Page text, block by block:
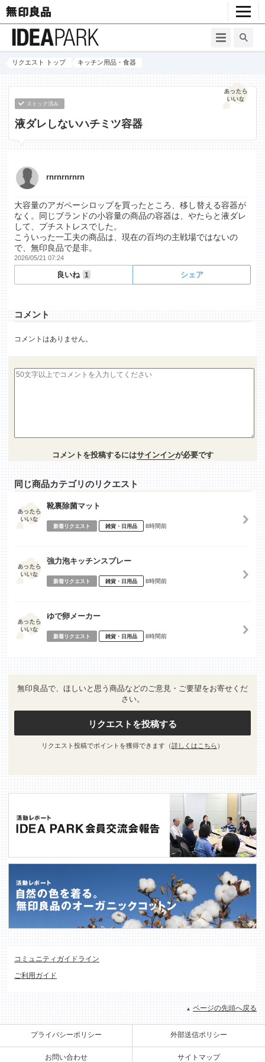
リクエスト トップ キッチン用品・食器
ストック済み
液ダレしないハチミツ容器
rnrnrnrnrn
大容量のアガペーシロップを買ったところ、移し替える容器が
なく。同じブランドの小容量の商品の容器は、やたらと液ダレ
して、プチストレスでした。
こういった一工夫の商品は、現在の百均の主戦場ではないの
で、無印良品で是非。
2026/05/21 07:24
良いね 1 シェア
コメント
コメントはありません。
コメントを投稿するにはサインインが必要です
同じ商品カテゴリのリクエスト
靴裏除菌マット
新着リクエスト 雑貨・日用品 8時間前
強力泡キッチンスプレー
新着リクエスト 雑貨・日用品 8時間前
ゆで卵メーカー
新着リクエスト 雑貨・日用品 8時間前
無印良品で、ほしいと思う商品などのご意見・ご要望をお寄せくだ
さい。
リクエストを投稿する
リクエスト投稿でポイントを獲得できます（詳しくはこちら ）
コミュニティガイドライン
ご利用ガイド
ページの先頭へ戻る
プライバシーポリシー 外部送信ポリシー
お問い合わせ サイトマップ